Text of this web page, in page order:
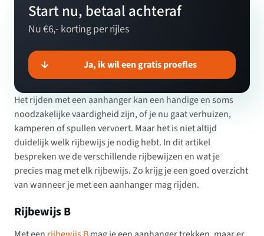
Start nu, betaal achteraf
Nu €6,- korting per rijles
Ja, ik wil een gratis proefles
Het rijden met een aanhanger kan een handige en soms
noodzakelijke vaardigheid zijn, of je nu gaat verhuizen,
kamperen of spullen vervoert. Maar het is niet altijd
duidelijk welk rijbewijs je nodig hebt. In dit artikel
bespreken we de verschillende rijbewijzen en wat je
precies mag met elk rijbewijs. Zo krijg je een goed overzicht
van wanneer je met een aanhanger mag rijden.
Rijbewijs B